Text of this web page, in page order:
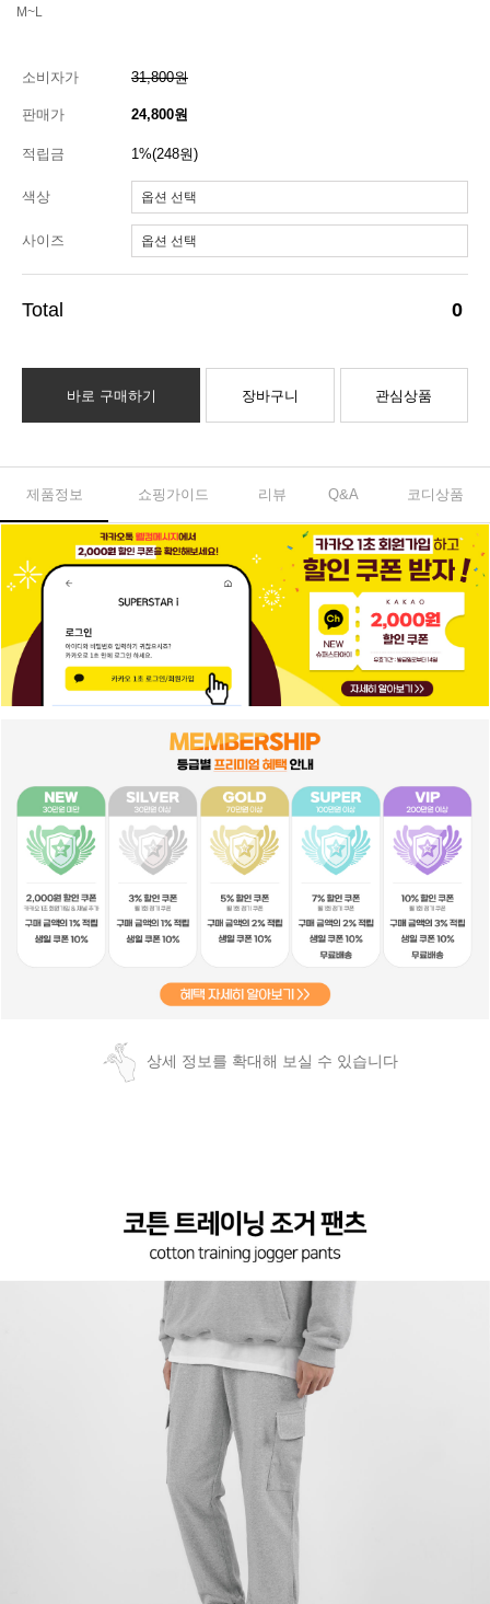
M~L
소비자가 31,800원
판매가 24,800원
적립금 1%(248원)
색상
사이즈
0
바로 구매하기 장바구니 관심상품
제품정보 쇼핑가이드 리뷰 Q&A 코디상품
상세 정보를 확대해 보실 수 있습니다